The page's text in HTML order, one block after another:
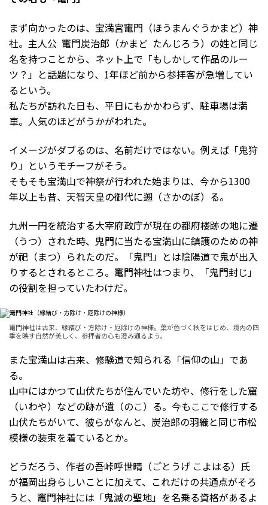
まず向かったのは、宝満宮竃門（ほうまんぐうかまど）神
社。主人公 竃門炭治郎（かまど たんじろう）の姓と同じ
名を持つことから、ネット上で「もしかして作品のルー
ツ？」と話題になり、1年ほど前から参拝客が急増してい
るという。
私たちが訪れた日も、平日にもかかわらず、駐車場は満
車。人気のほどがうかがわれた。
イメージがダブるのは、名前だけではない。例えば「鬼狩
り」というモチーフがそう。
そもそも宝満山で神祭が行われた始まりは、今から1300
年以上も昔、天智天皇の御代に遡（さかのぼ）る。
九州一円を統治する大宰府政庁が現在の都府楼跡の地に遷
（うつ）された時、鬼門に当たる宝満山に鎮護のための神
が祀（まつ）られたのだ。「鬼門」とは陰陽道で鬼が出入
りするとされるところ。竃門神社はつまり、「鬼門封じ」
の役割を担っていたわけだ。
竃門神社は古来、縁結び・方除け・厄除けの神様。葉が色づく秋をはじめ、境内の四
季を映す自然が美しく、参拝者の心も澄み通るよう。
また宝満山は古来、修験道で知られる「信仰の山」であ
る。
山中にはかつて山伏たちが住んでいた坊や、修行をした窟
（いわや）などの跡が遺（のこ）る。今もここで修行する
山伏たちがいて、彼らがなんと、炭治郎の羽織と同じ市松
模様の装束を着ているとか。
どうだろう、作者の吾峠呼世晴（ごとうげ こよはる）氏
が福岡出身らしいことに加えて、これだけの共通点がそろ
うと、竈門神社には「鬼滅の聖地」を名乗る資格があるよ